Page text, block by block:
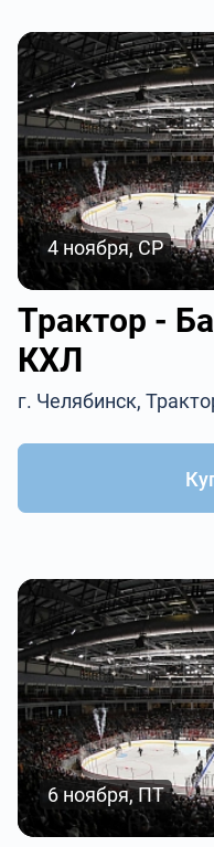
4 ноября, СР
Трактор -
КХЛ
г. Челябинск,
6 ноября, ПТ